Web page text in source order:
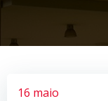
16 maio